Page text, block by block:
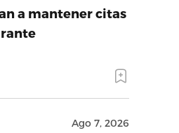
a mantener citas
Ago 7, 2026